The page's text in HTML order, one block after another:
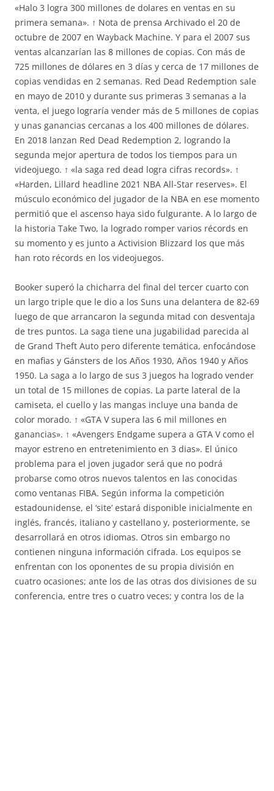
«Halo 3 logra 300 millones de dolares en ventas en su
primera semana». ↑ Nota de prensa Archivado el 20 de
octubre de 2007 en Wayback Machine. Y para el 2007 sus
ventas alcanzarían las 8 millones de copias. Con más de
725 millones de dólares en 3 días y cerca de 17 millones de
copias vendidas en 2 semanas. Red Dead Redemption sale
en mayo de 2010 y durante sus primeras 3 semanas a la
venta, el juego lograría vender más de 5 millones de copias
y unas ganancias cercanas a los 400 millones de dólares.
En 2018 lanzan Red Dead Redemption 2, logrando la
segunda mejor apertura de todos los tiempos para un
videojuego. ↑ «la saga red dead logra cifras records». ↑
«Harden, Lillard headline 2021 NBA All-Star reserves». El
músculo económico del jugador de la NBA en ese momento
permitió que el ascenso haya sido fulgurante. A lo largo de
la historia Take Two, la logrado romper varios récords en
su momento y es junto a Activision Blizzard los que más
han roto récords en los videojuegos.
Booker superó la chicharra del final del tercer cuarto con
un largo triple que le dio a los Suns una delantera de 82-69
luego de que arrancaron la segunda mitad con desventaja
de tres puntos. La saga tiene una jugabilidad parecida al
de Grand Theft Auto pero diferente temática, enfocándose
en mafias y Gánsters de los Años 1930, Años 1940 y Años
1950. La saga a lo largo de sus 3 juegos ha logrado vender
un total de 15 millones de copias. La parte lateral de la
camiseta, el cuello y las mangas incluye una banda de
color morado. ↑ «GTA V supera las 6 mil millones en
ganancias». ↑ «Avengers Endgame supera a GTA V como el
mayor estreno en entretenimiento en 3 dias». El único
problema para el joven jugador será que no podrá
probarse como otros nuevos talentos en las conocidas
como ventanas FIBA. Según informa la competición
estadounidense, el ‘site’ estará disponible inicialmente en
inglés, francés, italiano y castellano y, posteriormente, se
desarrollará en otros idiomas. Otros sin embargo no
contienen ninguna información cifrada. Los equipos se
enfrentan con los oponentes de su propia división en
cuatro ocasiones; ante los de las otras dos divisiones de su
conferencia, entre tres o cuatro veces; y contra los de la